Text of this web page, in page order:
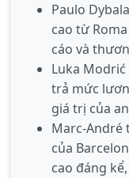
Paulo
cao từ
cáo và
Luka
trả mức
giá trị của
Marc-André
của
cao đáng